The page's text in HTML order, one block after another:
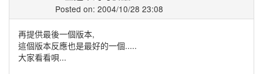
Posted on: 2004/10/28 23:08
再提供最後一個版本,
這個版本反應也是最好的一個.....
大家看看唄...